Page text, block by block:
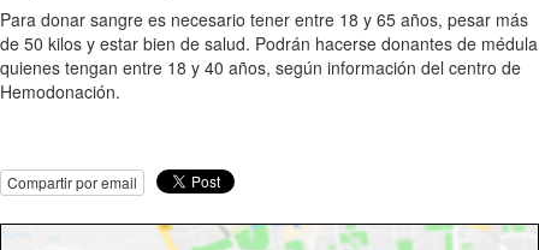
Para donar sangre es necesario tener entre 18 y 65 años, pesar más
de 50 kilos y estar bien de salud. Podrán hacerse donantes de médula
quienes tengan entre 18 y 40 años, según información del centro de
Hemodonación.
Compartir por email